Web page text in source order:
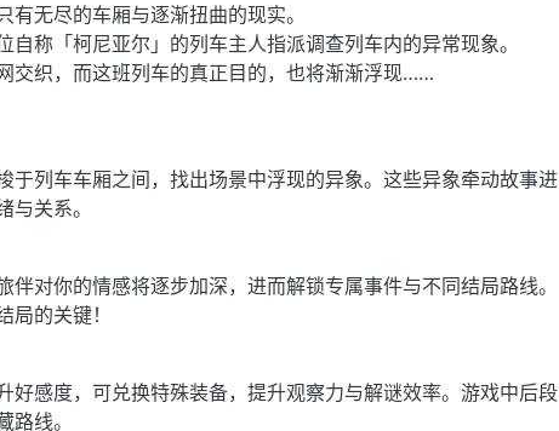
无尽的车厢与逐渐扭曲的现实。
自称「柯尼亚尔」的列车主人指派调查列车内的异常现象。
交织，而这班列车的真正目的，也将渐渐浮现……
于列车车厢之间，找出场景中浮现的异象。这些异象牵动故事进
与关系。
伴对你的情感将逐步加深，进而解锁专属事件与不同结局路线。
局的关键！
好感度，可兑换特殊装备，提升观察力与解谜效率。游戏中后段
线。